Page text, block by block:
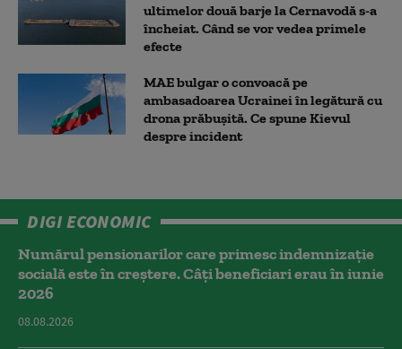
ultimelor două barje la Cernavodă s-a
încheiat. Când se vor vedea primele
efecte
MAE bulgar o convoacă pe
ambasadoarea Ucrainei în legătură cu
drona prăbuşită. Ce spune Kievul
despre incident
DIGI ECONOMIC
Numărul pensionarilor care primesc indemnizaţie
socială este în creștere. Câți beneficiari erau în iunie
2026
08.08.2026